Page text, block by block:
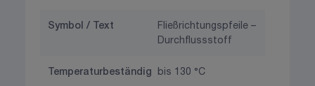
Symbol / Text
Fließrichtungspfeile –
Durchflussstoff
Temperaturbeständig bis 130 °C